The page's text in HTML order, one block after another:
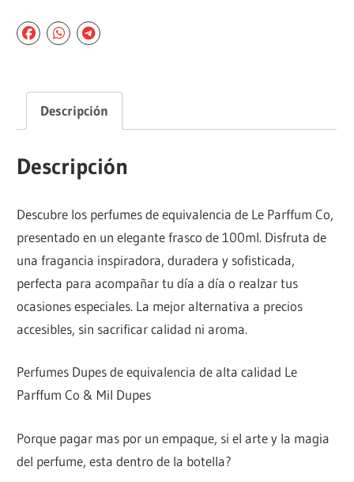
Descripción
Descripción
Descubre los perfumes de equivalencia de Le Parffum Co,
presentado en un elegante frasco de 100ml. Disfruta de
una fragancia inspiradora, duradera y sofisticada,
perfecta para acompañar tu día a día o realzar tus
ocasiones especiales. La mejor alternativa a precios
accesibles, sin sacrificar calidad ni aroma.
Perfumes Dupes de equivalencia de alta calidad Le
Parffum Co & Mil Dupes
Porque pagar mas por un empaque, si el arte y la magia
del perfume, esta dentro de la botella?